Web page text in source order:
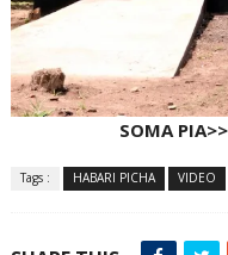
SOMA
Tags : HABARI PICHA VIDEO